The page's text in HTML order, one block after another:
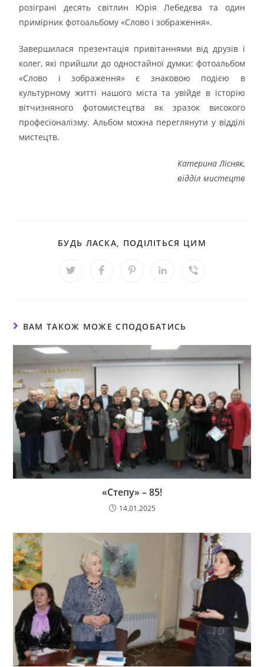
розіграні десять світлин Юрія Лебедєва та один
примірник фотоальбому «Слово і зображення».
Завершилася презентація привітаннями від друзів і
колег, які прийшли до одностайної думки: фотоальбом
«Слово і зображення» є знаковою подією в
культурному житті нашого міста та увійде в історію
вітчизняного фотомистецтва як зразок високого
професіоналізму. Альбом можна переглянути у відділі
мистецтв.
Катерина Лісняк,
відділ мистецтв
БУДЬ ЛАСКА, ПОДІЛІТЬСЯ ЦИМ
ВАМ ТАКОЖ МОЖЕ СПОДОБАТИСЬ
«Степу» – 85!
14.01.2025